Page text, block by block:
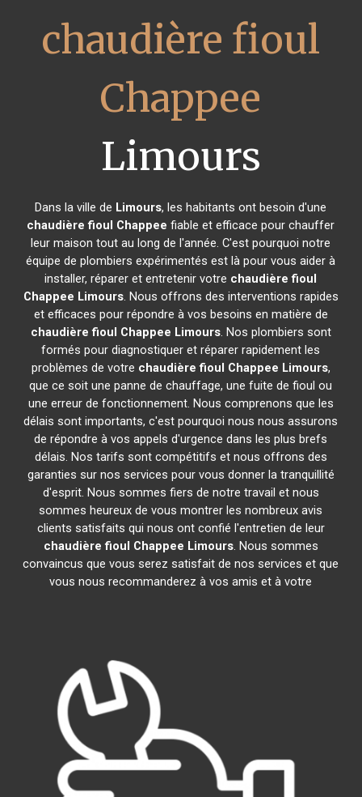
chaudière fioul
Chappee
Limours
Dans la ville de Limours, les habitants ont besoin d'une
chaudière fioul Chappee fiable et efficace pour chauffer
leur maison tout au long de l'année. C'est pourquoi notre
équipe de plombiers expérimentés est là pour vous aider à
installer, réparer et entretenir votre chaudière fioul
Chappee Limours. Nous offrons des interventions rapides
et efficaces pour répondre à vos besoins en matière de
chaudière fioul Chappee Limours. Nos plombiers sont
formés pour diagnostiquer et réparer rapidement les
problèmes de votre chaudière fioul Chappee Limours,
que ce soit une panne de chauffage, une fuite de fioul ou
une erreur de fonctionnement. Nous comprenons que les
délais sont importants, c'est pourquoi nous nous assurons
de répondre à vos appels d'urgence dans les plus brefs
délais. Nos tarifs sont compétitifs et nous offrons des
garanties sur nos services pour vous donner la tranquillité
d'esprit. Nous sommes fiers de notre travail et nous
sommes heureux de vous montrer les nombreux avis
clients satisfaits qui nous ont confié l'entretien de leur
chaudière fioul Chappee Limours. Nous sommes
convaincus que vous serez satisfait de nos services et que
vous nous recommanderez à vos amis et à votre